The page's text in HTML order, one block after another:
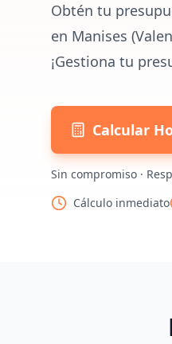
Obtén tu
en Manises
¡Gestiona tu
Calcular
Sin compromiso ·
Cálculo inmediato